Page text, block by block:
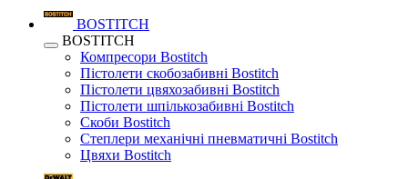
BOSTITCH
BOSTITCH
Компресори Bostitch
Пістолети скобозабивні Bostitch
Пістолети цвяхозабивні Bostitch
Пістолети шпількозабивні Bostitch
Скоби Bostitch
Степлери механічні пневматичні Bostitch
Цвяхи Bostitch